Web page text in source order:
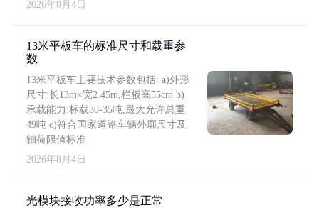
2026年8月4日
13米平板车的标准尺寸和载重参
数
13米平板车主要技术参数包括: a)外形
尺寸:长13m×宽2.45m,栏板高55cm b)
承载能力:标载30-35吨,最大允许总重
49吨 c)符合国家道路车辆外廓尺寸及
轴荷限值标准
2026年8月4日
光模块接收功率多少是正常